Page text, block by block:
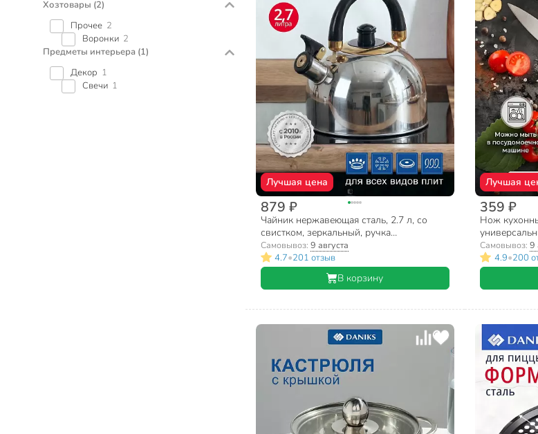
Хозтовары (2)
Прочее 2
Воронки 2
Предметы интерьера (1)
Декор 1
Свечи 1
Лучшая цена
879 ₽
Чайник нержавеющая сталь, 2.7 л, со
свистком, зеркальный, ручка
бакелитовая, Daniks, индукция, M-001
Самовывоз: 9 августа
4.7•201 отзыв
В корзину
Лучшая
359 ₽
Нож
см,
Самовывоз: 9
4.9•200